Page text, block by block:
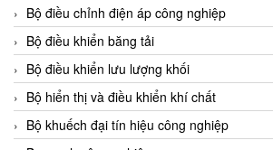
Ados Vietnam
Advanced Energy Vietnam
Advantech Vietnam
Agate Vietnam
AGR International Vietnam
Bộ điều chỉnh điện áp công nghiệp
Bộ điều khiển băng tải
Bộ điều khiển lưu lượng khối
Bộ hiển thị và điều khiển khí chất
Bộ khuếch đại tín hiệu công nghiệp